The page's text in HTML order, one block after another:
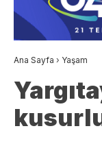
Ana Sayfa › Yaşam